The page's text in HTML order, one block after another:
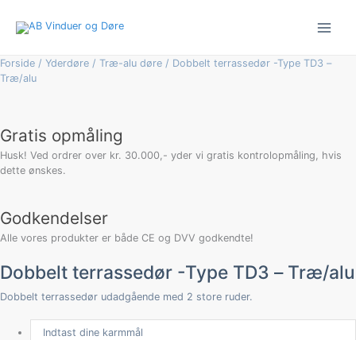
indholdet
Forside / Yderdøre / Træ-alu døre / Dobbelt terrassedør -Type TD3 –
Træ/alu
Gratis opmåling
Husk! Ved ordrer over kr. 30.000,- yder vi gratis kontrolopmåling, hvis
dette ønskes.
Godkendelser
Alle vores produkter er både CE og DVV godkendte!
Dobbelt terrassedør -Type TD3 – Træ/alu
Dobbelt terrassedør udadgående med 2 store ruder.
Indtast dine karmmål
terrassedør
TD3
-